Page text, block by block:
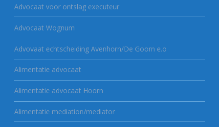
Advocaat voor ontslag executeur
Advocaat Wognum
Advovaat echtscheiding Avenhorn/De Goorn e.o
Alimentatie advocaat
Alimentatie advocaat Hoorn
Alimentatie mediation/mediator